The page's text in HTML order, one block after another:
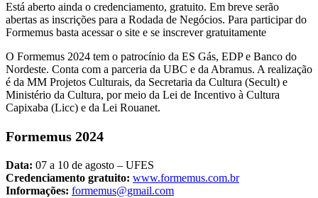
Está aberto ainda o credenciamento, gratuito. Em breve serão
abertas as inscrições para a Rodada de Negócios. Para participar do
Formemus basta acessar o site e se inscrever gratuitamente
O Formemus 2024 tem o patrocínio da ES Gás, EDP e Banco do
Nordeste. Conta com a parceria da UBC e da Abramus. A realização
é da MM Projetos Culturais, da Secretaria da Cultura (Secult) e
Ministério da Cultura, por meio da Lei de Incentivo à Cultura
Capixaba (Licc) e da Lei Rouanet.
Formemus 2024
Data: 07 a 10 de agosto – UFES
Credenciamento gratuito: www.formemus.com.br
Informações: formemus@gmail.com